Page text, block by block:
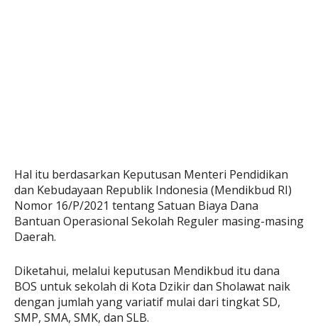
Hal itu berdasarkan Keputusan Menteri Pendidikan
dan Kebudayaan Republik Indonesia (Mendikbud RI)
Nomor 16/P/2021 tentang Satuan Biaya Dana
Bantuan Operasional Sekolah Reguler masing-masing
Daerah.
Diketahui, melalui keputusan Mendikbud itu dana
BOS untuk sekolah di Kota Dzikir dan Sholawat naik
dengan jumlah yang variatif mulai dari tingkat SD,
SMP, SMA, SMK, dan SLB.